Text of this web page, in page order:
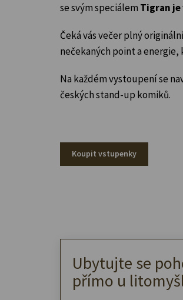
se svým speciálem Tigran je
Čeká vás večer plný
nečekaných point a energie,
Na každém vystoupení se
českých stand-up komiků.
Koupit vstupenky
Ubytujte se
přímo u